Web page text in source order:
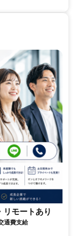
リモートあり
通費支給